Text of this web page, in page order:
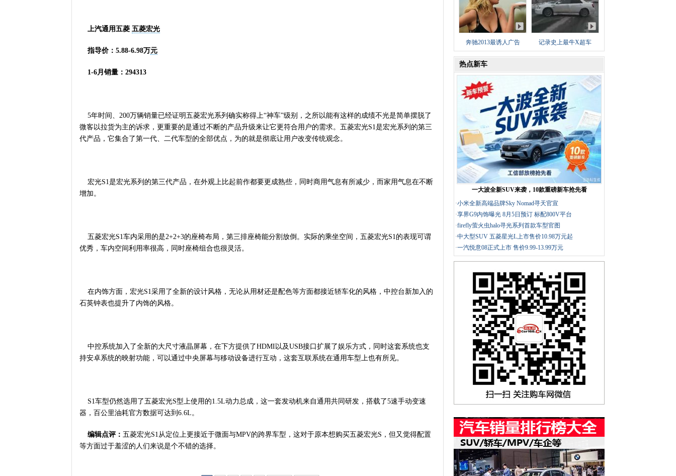
上汽通用五菱 五菱宏光
指导价：5.88-6.98万元
1-6月销量：294313
5年时间、200万辆销量已经证明五菱宏光系列确实称得上“神车”级别，之所以能有这样的成绩不光是简单摆脱了
微客以拉货为主的诉求，更重要的是通过不断的产品升级来让它更符合用户的需求。五菱宏光S1是宏光系列的第三
代产品，它集合了第一代、二代车型的全部优点，为的就是彻底让用户改变传统观念。
宏光S1是宏光系列的第三代产品，在外观上比起前作都要更成熟些，同时商用气息有所减少，而家用气息在不断
增加。
五菱宏光S1车内采用的是2+2+3的座椅布局，第三排座椅能分割放倒。实际的乘坐空间，五菱宏光S1的表现可谓
优秀，车内空间利用率很高，同时座椅组合也很灵活。
在内饰方面，宏光S1采用了全新的设计风格，无论从用材还是配色等方面都接近轿车化的风格，中控台新加入的
石英钟表也提升了内饰的风格。
中控系统加入了全新的大尺寸液晶屏幕，在下方提供了HDMI以及USB接口扩展了娱乐方式，同时这套系统也支
持安卓系统的映射功能，可以通过中央屏幕与移动设备进行互动，这套互联系统在通用车型上也有所见。
S1车型仍然选用了五菱宏光S型上使用的1.5L动力总成，这一套发动机来自通用共同研发，搭载了5速手动变速
器，百公里油耗官方数据可达到6.6L。
编辑点评： 五菱宏光S1从定位上更接近于微面与MPV的跨界车型，这对于原本想购买五菱宏光S，但又觉得配置
等方面过于羞涩的人们来说是个不错的选择。
奔驰2013最诱人广告 记录史上最牛X超车
热点新车
一大波全新SUV来袭，10款重磅新车抢先看
·小米全新高端品牌Sky Nomad寻天官宣
·享界G9内饰曝光 8月5日预订 标配800V平台
·firefly萤火虫halo寻光系列首款车型官图
·中大型SUV 五菱星光L上市售价10.98万元起
·一汽悦意08正式上市 售价9.99-13.99万元